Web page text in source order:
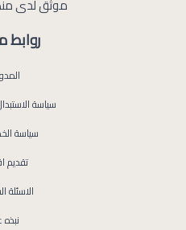
سياسة
سياسة
تقديم
الاسئلة
نبذه
موثق لدى